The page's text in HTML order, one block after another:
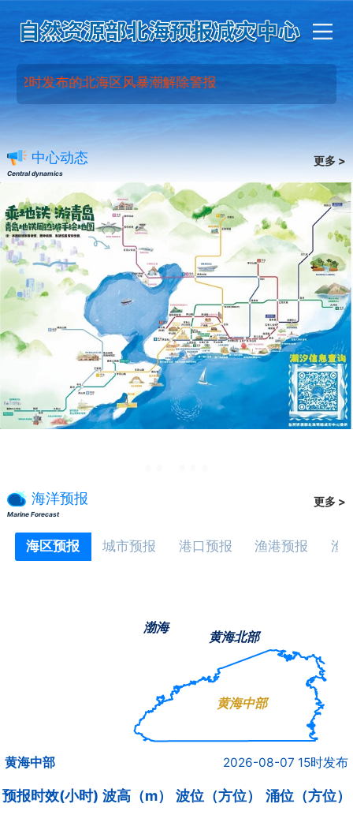
布的北海区风暴潮解除警报
中心动态
Central dynamics
更多 >
海洋预报
Marine Forecast
更多 >
海区预报 城市预报 港口预报 渔港预报 渔
黄海中部 2026-08-07 15时发布
预报时效(小时) 波高（m） 波位（方位） 涌位（方位）